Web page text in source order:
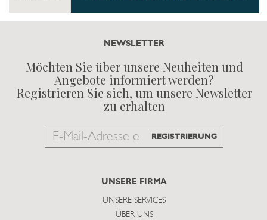
NEWSLETTER
Möchten Sie über unsere Neuheiten und
Angebote informiert werden?
Registrieren Sie sich, um unsere Newsletter
zu erhalten
Email
subscribe
REGISTRIERUNG
UNSERE FIRMA
UNSERE SERVICES
ÜBER UNS